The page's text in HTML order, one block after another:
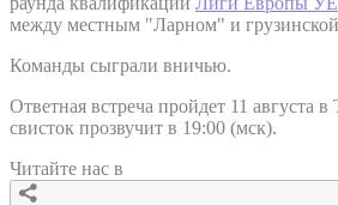
между местным "Ларном" и
Команды сыграли вничью.
Ответная встреча пройдет 11 августа
свисток прозвучит в 19:00 (мск).
Читайте нас в